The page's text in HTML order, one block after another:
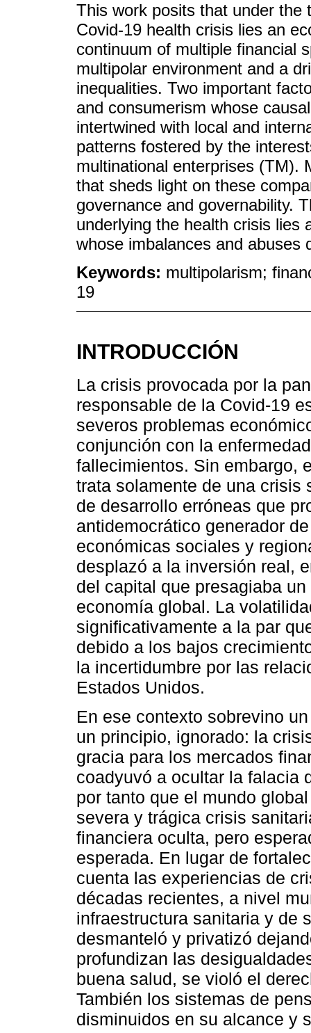
This work posits that under the
Covid-19 health crisis lies an
continuum of multiple financial
multipolar environment and a
inequalities. Two important
and consumerism whose
intertwined with local and
patterns fostered by the
multinational enterprises (TM).
that sheds light on these
governance and governability.
underlying the health crisis lies
whose imbalances and abuses
Keywords: multipolarism;
19
INTRODUCCIÓN
La crisis provocada por la
responsable de la Covid-19
severos problemas
conjunción con la
fallecimientos. Sin embargo,
trata solamente de una crisis
de desarrollo erróneas que
antidemocrático generador
económicas sociales y
desplazó a la inversión real,
del capital que presagiaba
economía global. La
significativamente a la par
debido a los bajos
la incertidumbre por las
Estados Unidos.
En ese contexto sobrevino
un principio, ignorado: la
gracia para los mercados
coadyuvó a ocultar la falacia
por tanto que el mundo
severa y trágica crisis
financiera oculta, pero
esperada. En lugar de
cuenta las experiencias de
décadas recientes, a nivel
infraestructura sanitaria y de
desmanteló y privatizó
profundizan las
buena salud, se violó el
También los sistemas de
disminuidos en su alcance y